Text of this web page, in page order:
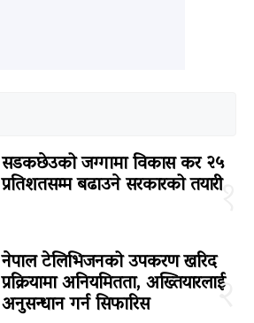
१
सडकछेउको जग्गामा विकास कर २५
प्रतिशतसम्म बढाउने सरकारको तयारी
२
नेपाल टेलिभिजनको उपकरण खरिद
प्रक्रियामा अनियमितता, अख्तियारलाई
अनुसन्धान गर्न सिफारिस